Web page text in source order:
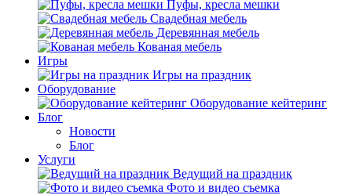
Пуфы, кресла мешки
Свадебная мебель
Деревянная мебель
Кованая мебель
Игры
Игры на праздник
Оборудование
Оборудование кейтеринг
Блог
Новости
Блог
Услуги
Ведущий на праздник
Фото и видео съемка